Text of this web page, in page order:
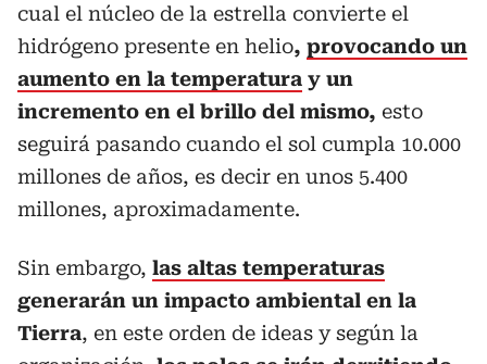
cual el núcleo de la estrella convierte el
hidrógeno presente en helio, provocando un
aumento en la temperatura y un
incremento en el brillo del mismo, esto
seguirá pasando cuando el sol cumpla 10.000
millones de años, es decir en unos 5.400
millones, aproximadamente.
Sin embargo, las altas temperaturas
generarán un impacto ambiental en la
Tierra, en este orden de ideas y según la